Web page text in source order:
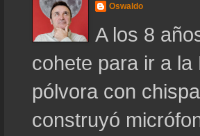
Oswaldo
A los 8
cohete para ir a
pólvora con
construyó